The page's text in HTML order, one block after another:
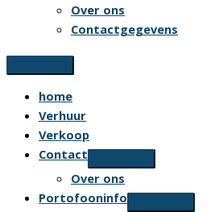
Over ons
Contactgegevens
home
Verhuur
Verkoop
Contact
Over ons
Portofooninfo